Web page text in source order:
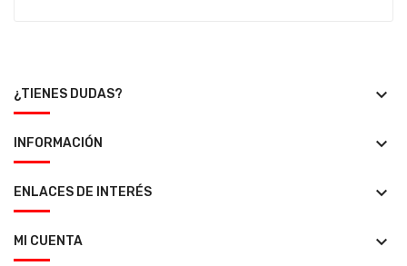
¿TIENES DUDAS? keyboard_arrow_down
INFORMACIÓN keyboard_arrow_down
ENLACES DE INTERÉS keyboard_arrow_down
MI CUENTA keyboard_arrow_down